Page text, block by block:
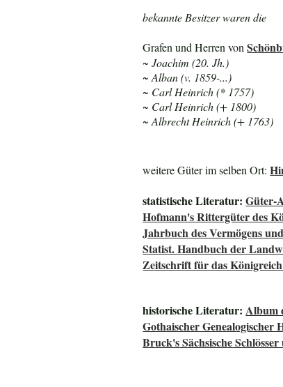
bekannte Besitzer waren die
Grafen und Herren von
~ Joachim (20. Jh.)
~ Alban (v. 1859-...)
~ Carl Heinrich (* 1757)
~ Carl Heinrich (+ 1800)
~ Albrecht Heinrich (+ 1763)
weitere Güter im selben Ort:
statistische Literatur:Güter-
Hofmann's Rittergüter des
Jahrbuch des Vermögens
Statist. Handbuch der
Zeitschrift für das Königreich
historische Literatur:Album
Gothaischer Genealogischer
Bruck's Sächsische